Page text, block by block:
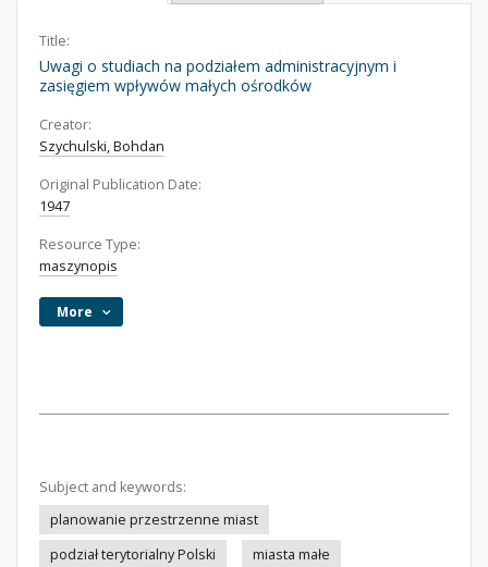
Title:
Uwagi o studiach na podziałem administracyjnym i
zasięgiem wpływów małych ośrodków
Creator:
Szychulski, Bohdan
Original Publication Date:
1947
Resource Type:
maszynopis
More
Subject and keywords:
planowanie przestrzenne miast
podział terytorialny Polski
miasta małe